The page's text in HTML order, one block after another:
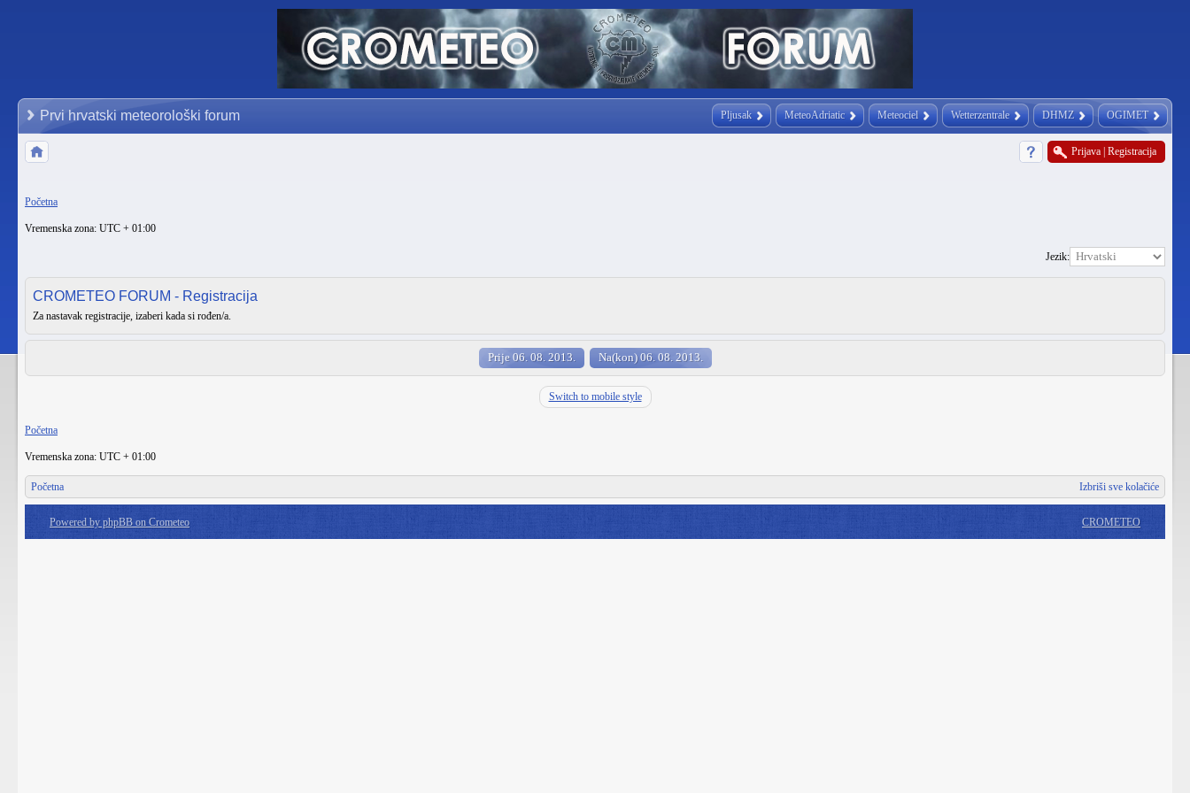
Pljusak MeteoAdriatic Meteociel Wetterzentrale DHMZ OGIMET
Prvi hrvatski meteorološki forum
Prijava Registracija
Početna
Vremenska zona: UTC + 01:00
Jezik:
CROMETEO FORUM - Registracija
Za nastavak registracije, izaberi kada si rođen/a.
Prije 06. 08. 2013. Na(kon) 06. 08. 2013.
Switch to mobile style
Početna
Vremenska zona: UTC + 01:00
Početna Izbriši sve kolačiće
Powered by phpBB on Crometeo CROMETEO